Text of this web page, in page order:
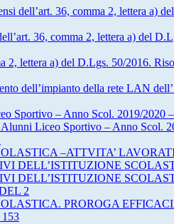
dell’art. 36, comma 2, lettera a)
36, comma 2, lettera a) del
2, lettera a) del D.Lgs. 50/2016.
dell’impianto della rete LAN
– Anno Scol. 2019/2020 –
Liceo Sportivo – Anno Scol.
–ATTVITA’
DELL’ISTITUZIONE
2
PROROGA